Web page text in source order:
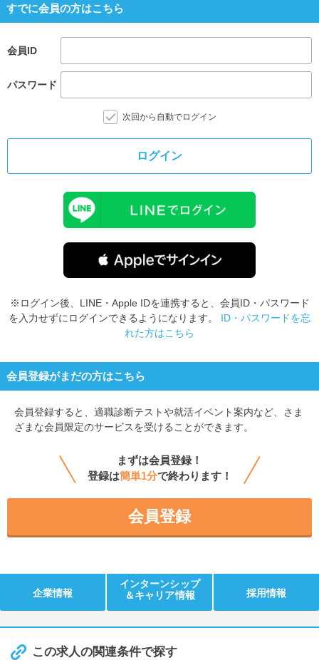
すでに会員の方はこちら
会員ID
パスワード
次回から自動でログイン
ログイン
※ログイン後、LINE・Apple IDを連携すると、会員ID・パスワード
を入力せずにログインできるようになります。 ID・パスワードを忘
れた方はこちら
会員登録がまだの方はこちら
会員登録すると、 適職診断テストや就活イベント案内など、さま
ざまな会員限定のサービスを受けることができます。
まずは会員登録！
登録は簡単1分で終わります！
会員登録
企業情報
インターンシップ
＆キャリア情報
採用情報
この求人の関連条件で探す